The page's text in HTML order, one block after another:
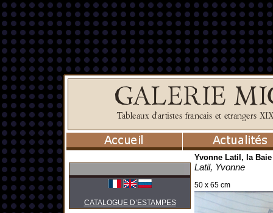
CATALOGUE D’ESTAMPES
Yvonne Latil, la Baie
Latil, Yvonne
50 x 65 cm